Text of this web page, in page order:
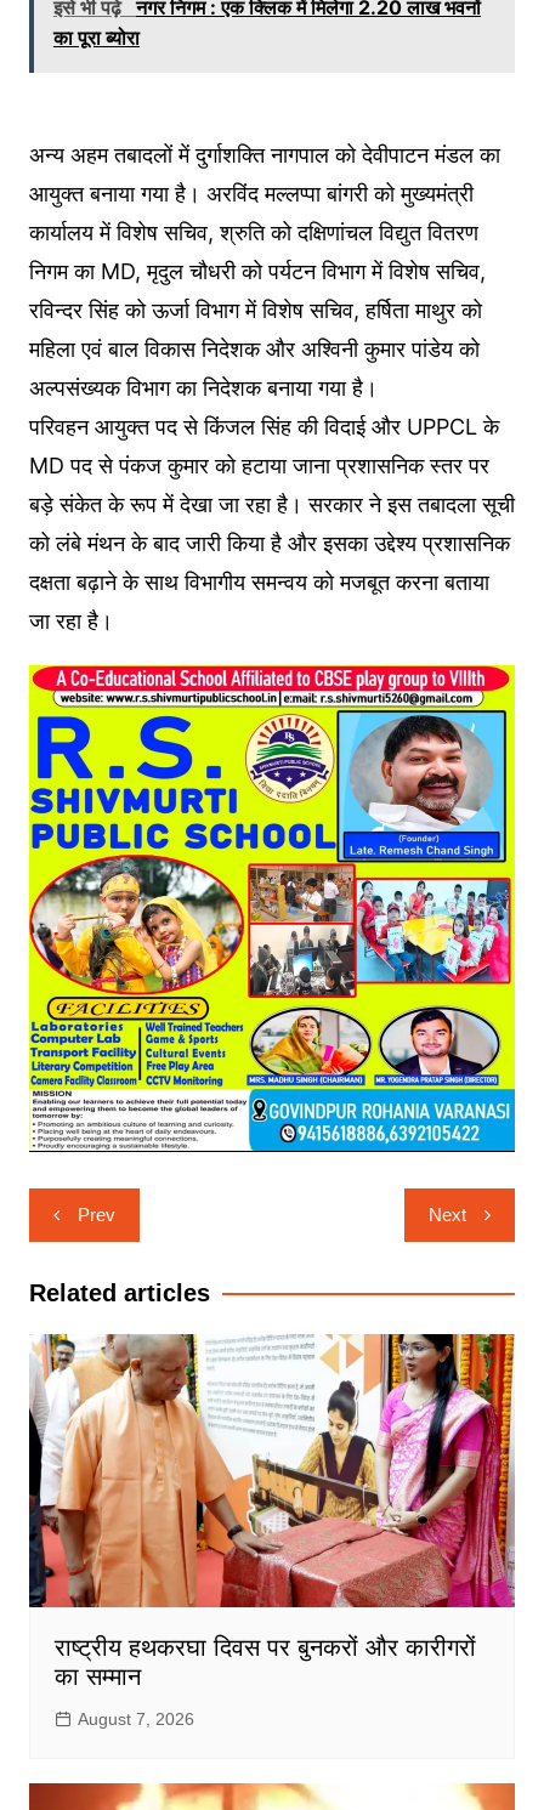
इसे भी पढ़े नगर निगम : एक क्लिक में मिलेगा 2.20 लाख भवनों
का पूरा ब्योरा
अन्य अहम तबादलों में दुर्गाशक्ति नागपाल को देवीपाटन मंडल का
आयुक्त बनाया गया है। अरविंद मल्लप्पा बांगरी को मुख्यमंत्री
कार्यालय में विशेष सचिव, श्रुति को दक्षिणांचल विद्युत वितरण
निगम का MD, मृदुल चौधरी को पर्यटन विभाग में विशेष सचिव,
रविन्दर सिंह को ऊर्जा विभाग में विशेष सचिव, हर्षिता माथुर को
महिला एवं बाल विकास निदेशक और अश्विनी कुमार पांडेय को
अल्पसंख्यक विभाग का निदेशक बनाया गया है।
परिवहन आयुक्त पद से किंजल सिंह की विदाई और UPPCL के
MD पद से पंकज कुमार को हटाया जाना प्रशासनिक स्तर पर
बड़े संकेत के रूप में देखा जा रहा है। सरकार ने इस तबादला सूची
को लंबे मंथन के बाद जारी किया है और इसका उद्देश्य प्रशासनिक
दक्षता बढ़ाने के साथ विभागीय समन्वय को मजबूत करना बताया
जा रहा है।
Post
navigation
Prev Next
Related articles
राष्ट्रीय हथकरघा दिवस पर बुनकरों और कारीगरों
का सम्मान
August 7, 2026